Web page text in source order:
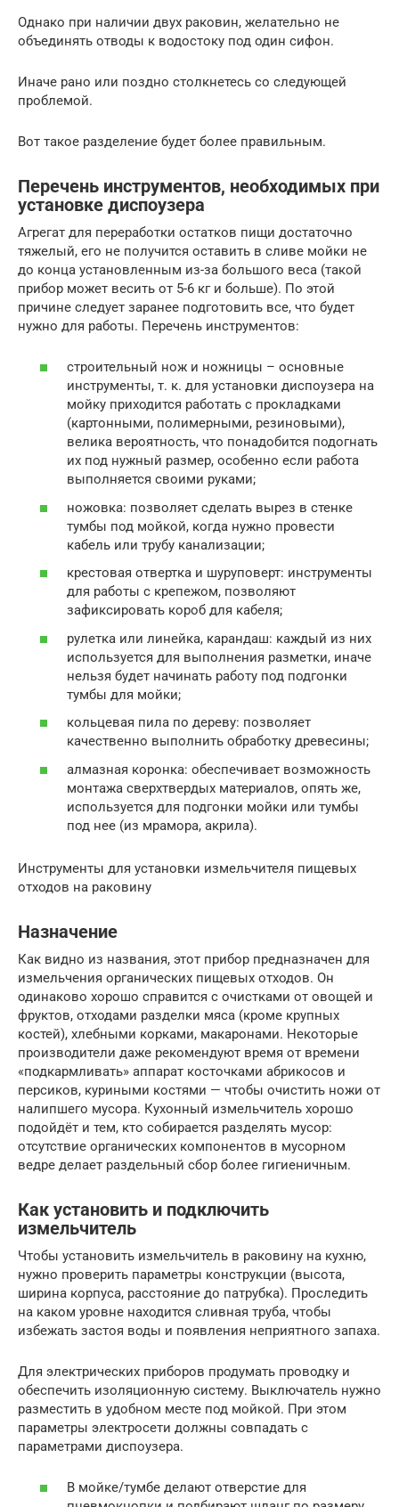
Однако при наличии двух раковин, желательно не
объединять отводы к водостоку под один сифон.
Иначе рано или поздно столкнетесь со следующей
проблемой.
Вот такое разделение будет более правильным.
Перечень инструментов, необходимых при
установке диспоузера
Агрегат для переработки остатков пищи достаточно
тяжелый, его не получится оставить в сливе мойки не
до конца установленным из-за большого веса (такой
прибор может весить от 5-6 кг и больше). По этой
причине следует заранее подготовить все, что будет
нужно для работы. Перечень инструментов:
строительный нож и ножницы – основные
инструменты, т. к. для установки диспоузера на
мойку приходится работать с прокладками
(картонными, полимерными, резиновыми),
велика вероятность, что понадобится подогнать
их под нужный размер, особенно если работа
выполняется своими руками;
ножовка: позволяет сделать вырез в стенке
тумбы под мойкой, когда нужно провести
кабель или трубу канализации;
крестовая отвертка и шуруповерт: инструменты
для работы с крепежом, позволяют
зафиксировать короб для кабеля;
рулетка или линейка, карандаш: каждый из них
используется для выполнения разметки, иначе
нельзя будет начинать работу под подгонки
тумбы для мойки;
кольцевая пила по дереву: позволяет
качественно выполнить обработку древесины;
алмазная коронка: обеспечивает возможность
монтажа сверхтвердых материалов, опять же,
используется для подгонки мойки или тумбы
под нее (из мрамора, акрила).
Инструменты для установки измельчителя пищевых
отходов на раковину
Назначение
Как видно из названия, этот прибор предназначен для
измельчения органических пищевых отходов. Он
одинаково хорошо справится с очистками от овощей и
фруктов, отходами разделки мяса (кроме крупных
костей), хлебными корками, макаронами. Некоторые
производители даже рекомендуют время от времени
«подкармливать» аппарат косточками абрикосов и
персиков, куриными костями — чтобы очистить ножи от
налипшего мусора. Кухонный измельчитель хорошо
подойдёт и тем, кто собирается разделять мусор:
отсутствие органических компонентов в мусорном
ведре делает раздельный сбор более гигиеничным.
Как установить и подключить
измельчитель
Чтобы установить измельчитель в раковину на кухню,
нужно проверить параметры конструкции (высота,
ширина корпуса, расстояние до патрубка). Проследить
на каком уровне находится сливная труба, чтобы
избежать застоя воды и появления неприятного запаха.
Для электрических приборов продумать проводку и
обеспечить изоляционную систему. Выключатель нужно
разместить в удобном месте под мойкой. При этом
параметры электросети должны совпадать с
параметрами диспоузера.
В мойке/тумбе делают отверстие для